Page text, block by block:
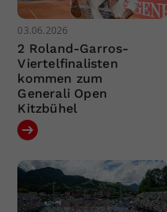
03.06.2026
2 Roland-Garros-
Viertelfinalisten
kommen zum
Generali Open
Kitzbühel